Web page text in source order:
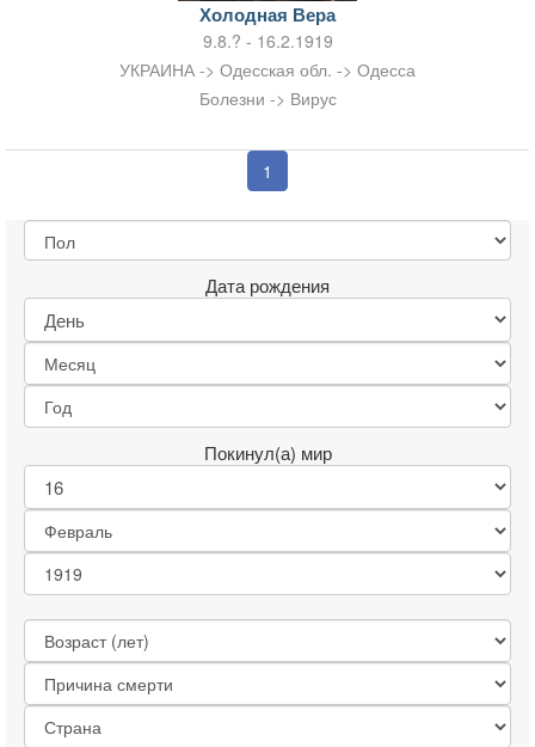
Холодная Вера
9.8.? - 16.2.1919
УКРАИНА -> Одесская обл. -> Одесса
Болезни -> Вирус
1
Дата рождения
Покинул(а) мир